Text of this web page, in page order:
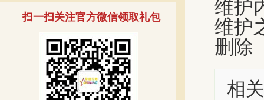
扫一扫关注官方微信领取礼包
维护
维护
删除
相